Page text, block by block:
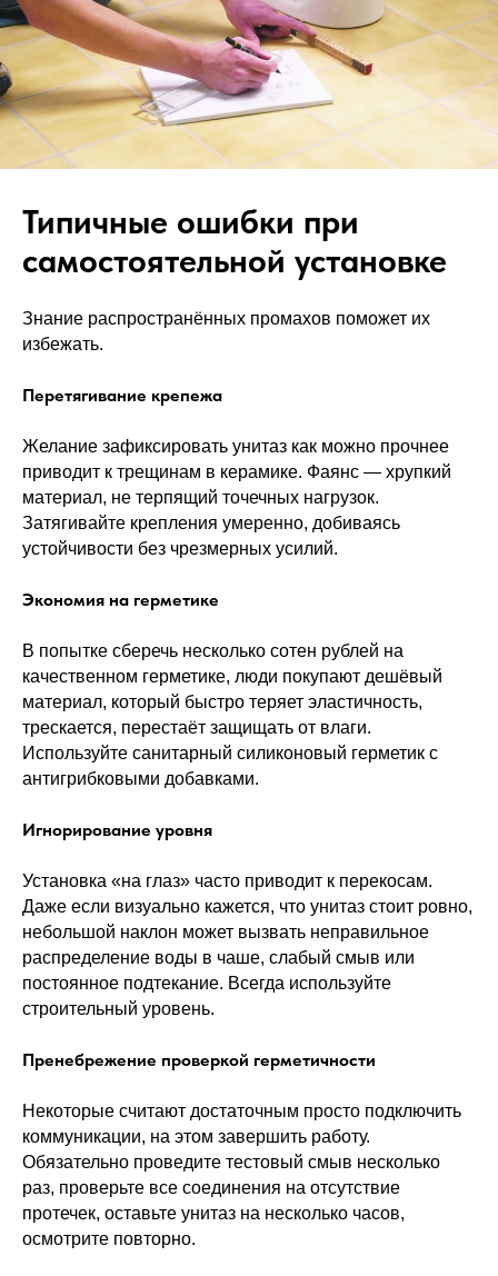
Типичные ошибки при
самостоятельной установке
Знание распространённых промахов поможет их
избежать.
Перетягивание крепежа
Желание зафиксировать унитаз как можно прочнее
приводит к трещинам в керамике. Фаянс — хрупкий
материал, не терпящий точечных нагрузок.
Затягивайте крепления умеренно, добиваясь
устойчивости без чрезмерных усилий.
Экономия на герметике
В попытке сберечь несколько сотен рублей на
качественном герметике, люди покупают дешёвый
материал, который быстро теряет эластичность,
трескается, перестаёт защищать от влаги.
Используйте санитарный силиконовый герметик с
антигрибковыми добавками.
Игнорирование уровня
Установка «на глаз» часто приводит к перекосам.
Даже если визуально кажется, что унитаз стоит ровно,
небольшой наклон может вызвать неправильное
распределение воды в чаше, слабый смыв или
постоянное подтекание. Всегда используйте
строительный уровень.
Пренебрежение проверкой герметичности
Некоторые считают достаточным просто подключить
коммуникации, на этом завершить работу.
Обязательно проведите тестовый смыв несколько
раз, проверьте все соединения на отсутствие
протечек, оставьте унитаз на несколько часов,
осмотрите повторно.